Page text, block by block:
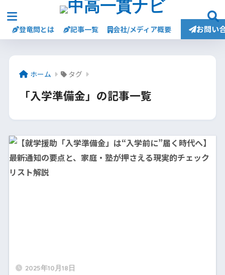
登竜問とは 記事一覧 会社/メディア概要 お問い
ホーム タグ
「入学準備金」の記事一覧
2025年10月18日